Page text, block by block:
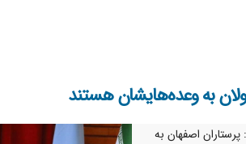
به وعده‌هایشان هستند
اصفهان به